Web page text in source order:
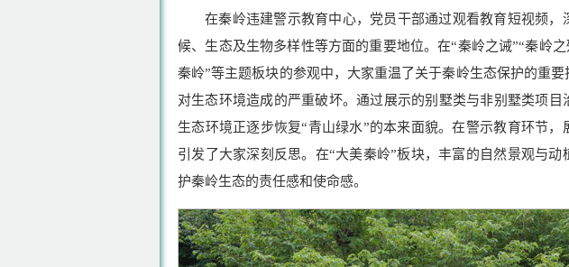
在秦岭违建警示教育中心，党员干部通过观看教育短视频，
候、生态及生物多样性等方面的重要地位。在“秦岭之诫”“秦岭
秦岭”等主题板块的参观中，大家重温了关于秦岭生态保护的重
对生态环境造成的严重破坏。通过展示的别墅类与非别墅类项
生态环境正逐步恢复“青山绿水”的本来面貌。在警示教育环节，
引发了大家深刻反思。在“大美秦岭”板块，丰富的自然景观与
护秦岭生态的责任感和使命感。